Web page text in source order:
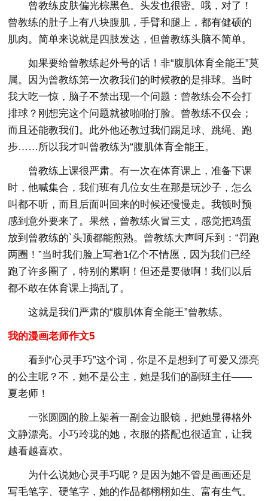
曾教练皮肤偏光棕黑色。头发也很密。哦，对了！
曾教练的肚子上有八块腹肌，手臂和腿上，都有健硕的
肌肉。简单来说就是四肢发达，但曾教练头脑不简单。
如果要给曾教练起外号的话！非“腹肌体育全能王”莫
属。因为曾教练第一次教我们的时候教的是排球。当时
我大吃一惊，脑子不禁出现一个问题：曾教练会不会打
排球？刚想完这个问题就被啪啪打脸。曾教练不仅会；
而且还能教我们。此外他还教过我们踢足球、跳绳、跑
步……所以我才叫曾教练为“腹肌体育全能王。
曾教练上课很严肃。有一次在体育课上，准备下课
时，他喊集合，我们班有几位女生在那是玩沙子，怎么
叫都不听，而且后面叫回来的时候还慢慢走。我顿时预
感到意外要来了。果然，曾教练火冒三丈，感觉把鸡蛋
放到曾教练的`头顶都能煎熟。曾教练大声呵斥到：“罚跑
两圈！”当时我们脸上写着1亿个不情愿，因为我们已经
跑了许多圈了，特别的累啊！但还是要做啊！我们以后
都不敢在体育课上捣乱了。
这就是我们严肃的“腹肌体育全能王”曾教练。
我的漫画老师作文5
看到“心灵手巧”这个词，你是不是想到了可爱又漂亮
的公主呢？不，她不是公主，她是我们的副班主任——
夏老师！
一张圆圆的脸上架着一副金边眼镜，把她显得格外
文静漂亮。小巧玲珑的她，衣服的搭配也很适宜，让我
越看越喜欢。
为什么说她心灵手巧呢？是因为她不管是画画还是
写毛笔字、硬笔字，她的作品都栩栩如生、富有生气。